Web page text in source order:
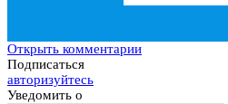
Открыть комментарии
Подписаться
авторизуйтесь
Уведомить о